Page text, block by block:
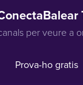
per veure a
Prova-ho gratis